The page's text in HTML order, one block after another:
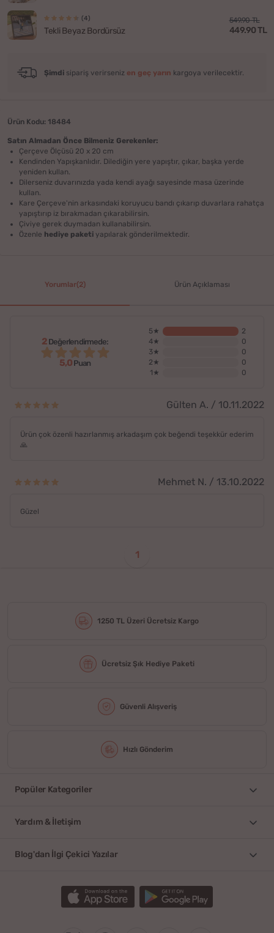
(4)
Tekli Beyaz Bordürsüz
549.90 TL
449.90 TL
Şimdi sipariş verirseniz en geç yarın kargoya verilecektir.
Ürün Kodu: 18484
Satın Almadan Önce Bilmeniz Gerekenler:
Çerçeve Ölçüsü 20 x 20 cm
Kendinden Yapışkanlıdır. Dilediğin yere yapıştır, çıkar, başka yerde
yeniden kullan.
Dilerseniz duvarınızda yada kendi ayağı sayesinde masa üzerinde
kullan.
Kare Çerçeve'nin arkasındaki koruyucu bandı çıkarıp duvarlara rahatça
yapıştırıp iz bırakmadan çıkarabilirsin.
Çiviye gerek duymadan kullanabilirsin.
Özenle hediye paketi yapılarak gönderilmektedir.
Yorumlar(2) Ürün Açıklaması
2Değerlendirmede:
5,0Puan
5★
2
4★
0
3★
0
2★
0
1★
0
Gülten A. / 10.11.2022
Ürün çok özenli hazırlanmış arkadaşım çok beğendi teşekkür ederim
🙏
Mehmet N. / 13.10.2022
Güzel
1
1250 TL Üzeri Ücretsiz Kargo
Ücretsiz Şık Hediye Paketi
Güvenli Alışveriş
Hızlı Gönderim
Popüler Kategoriler
Yardım & İletişim
Blog'dan İlgi Çekici Yazılar